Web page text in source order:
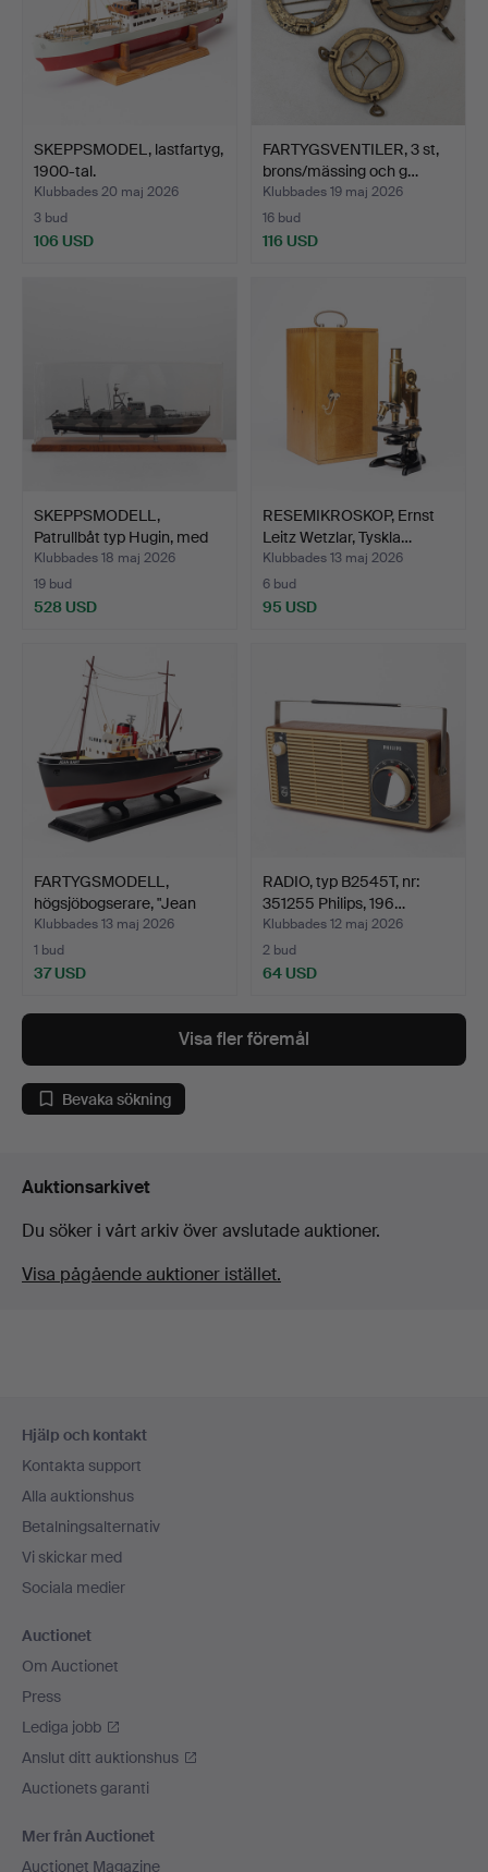
SKEPPSMODEL, lastfartyg,
1900-tal.
Klubbades 20 maj 2026
3 bud
106 USD
FARTYGSVENTILER, 3 st,
brons/mässing och g…
Klubbades 19 maj 2026
16 bud
116 USD
SKEPPSMODELL,
Patrullbåt typ Hugin, med
mo…
Klubbades 18 maj 2026
19 bud
528 USD
RESEMIKROSKOP, Ernst
Leitz Wetzlar, Tyskla…
Klubbades 13 maj 2026
6 bud
95 USD
FARTYGSMODELL,
högsjöbogserare, "Jean
Bart…
Klubbades 13 maj 2026
1 bud
37 USD
RADIO, typ B2545T, nr:
351255 Philips, 196…
Klubbades 12 maj 2026
2 bud
64 USD
Visa fler föremål
Bevaka sökning
Auktionsarkivet
Du söker i vårt arkiv över avslutade auktioner.
Visa pågående auktioner istället.
Hjälp och kontakt
Kontakta support
Alla auktionshus
Betalningsalternativ
Vi skickar med
Sociala medier
Auctionet
Om Auctionet
Press
Lediga jobb
Anslut ditt auktionshus
Auctionets garanti
Mer från Auctionet
Auctionet Magazine